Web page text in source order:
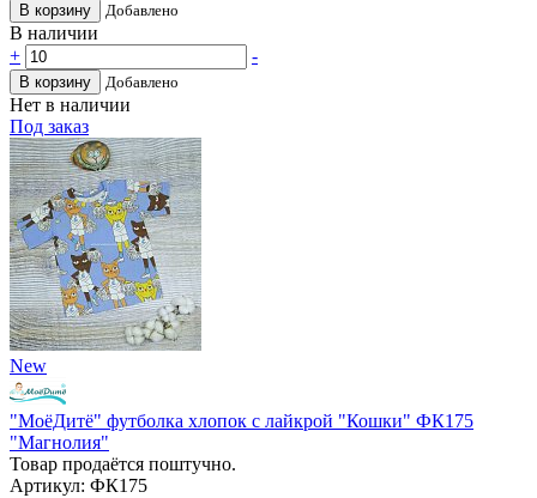
В корзину Добавлено
В наличии
+
-
В корзину Добавлено
Нет в наличии
Под заказ
New
"МоёДитё" футболка хлопок с лайкрой "Кошки" ФК175
"Магнолия"
Товар продаётся поштучно.
Артикул: ФК175